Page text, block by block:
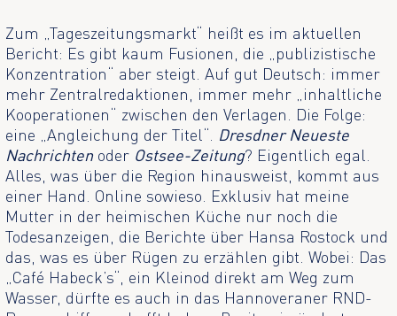
Zum „Tageszeitungsmarkt“ heißt es im aktuellen
Bericht: Es gibt kaum Fusionen, die „publizistische
Konzentration“ aber steigt. Auf gut Deutsch: immer
mehr Zentralredaktionen, immer mehr „inhaltliche
Kooperationen“ zwischen den Verlagen. Die Folge:
eine „Angleichung der Titel“. Dresdner Neueste
Nachrichtenoder Ostsee-Zeitung? Eigentlich egal.
Alles, was über die Region hinausweist, kommt aus
einer Hand. Online sowieso. Exklusiv hat meine
Mutter in der heimischen Küche nur noch die
Todesanzeigen, die Berichte über Hansa Rostock und
das, was es über Rügen zu erzählen gibt. Wobei: Das
„Café Habeck’s“, ein Kleinod direkt am Weg zum
Wasser, dürfte es auch in das Hannoveraner RND-